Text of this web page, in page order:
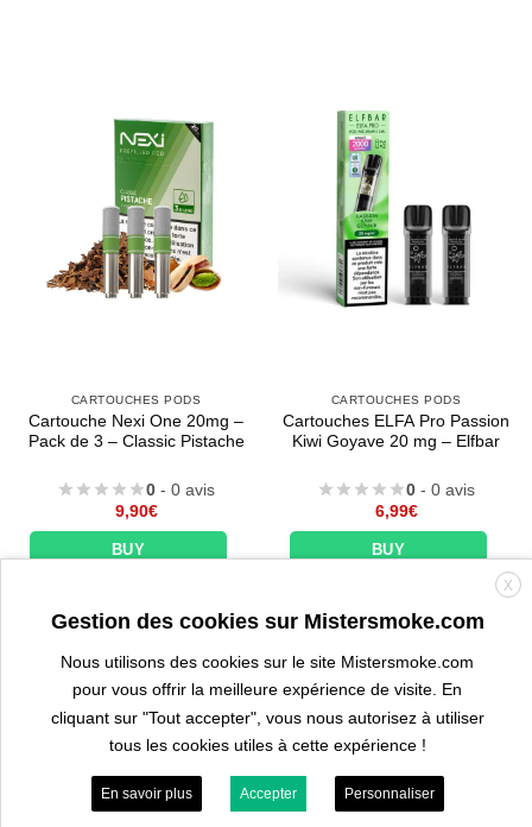
CARTOUCHES PODS
Cartouche Nexi One 20mg –
Pack de 3 – Classic Pistache
0 - 0 avis
9,90€
BUY
CARTOUCHES PODS
Cartouches ELFA Pro Passion
Kiwi Goyave 20 mg – Elfbar
0 - 0 avis
6,99€
BUY
X
Gestion des cookies sur Mistersmoke.com
Nous utilisons des cookies sur le site Mistersmoke.com
pour vous offrir la meilleure expérience de visite. En
cliquant sur "Tout accepter", vous nous autorisez à utiliser
tous les cookies utiles à cette expérience !
En savoir plus Accepter Personnaliser